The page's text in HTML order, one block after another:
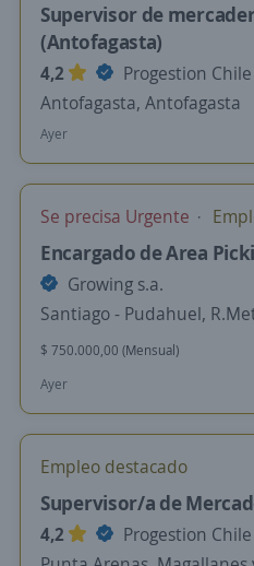
Supervisor de
(Antofagasta)
4,2
Progestion Chile
Antofagasta, Antofagasta
Ayer
Se precisa Urgente
Encargado de Area
Growing s.a.
Santiago - Pudahuel,
$ 750.000,00 (Mensual)
Ayer
Empleo destacado
Supervisor/a de
4,2
Progestion Chile